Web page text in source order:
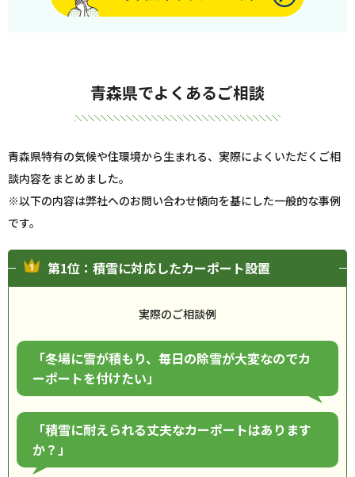
青森県でよくあるご相談
青森県特有の気候や住環境から生まれる、実際によくいただくご相
談内容をまとめました。
※以下の内容は弊社へのお問い合わせ傾向を基にした一般的な事例
です。
第1位：積雪に対応したカーポート設置
実際のご相談例
「冬場に雪が積もり、毎日の除雪が大変なのでカ
ーポートを付けたい」
「積雪に耐えられる丈夫なカーポートはあります
か？」